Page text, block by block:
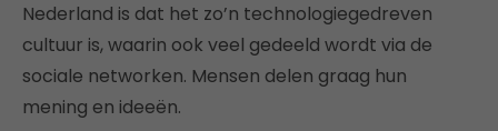
Nederland is dat het zo’n technologiegedreven
cultuur is, waarin ook veel gedeeld wordt via de
sociale networken. Mensen delen graag hun
mening en ideeën.